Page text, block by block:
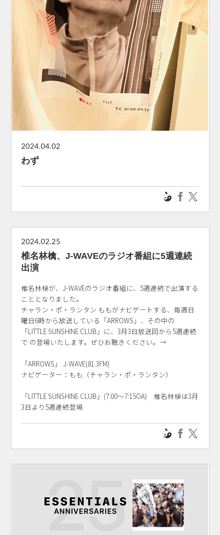
2024.04.02
わず
2024.02.25
椎名林檎、J-WAVEのラジオ番組に5週連続
出演
椎名林檎が、J-WAVEのラジオ番組に、5週連続で出演する
こととなりました。
チャラン・ポ・ランタン ももがナビゲートする、毎週日
曜日6時から放送している「ARROWS」、その中の
「LITTLE SUNSHINE CLUB」に、3月3日放送回から5週連続
で の登場いたします。ぜひお聴きください。→
「ARROWS」 J-WAVE(81.3FM)
ナビゲーター：もも（チャラン・ポ・ランタン）
「LITTLE SUNSHINE CLUB」(7:00～7:15OA) 椎名林檎は3月
3日より5週連続登場